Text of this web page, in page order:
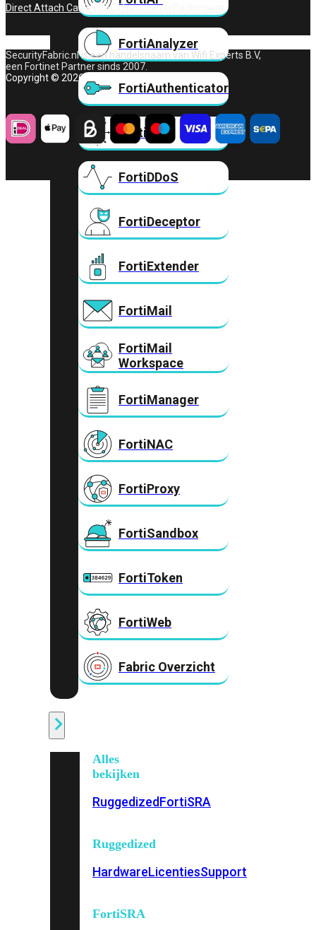
FortiAnalyzer
FortiAuthenticator
FortiADC
FortiDDoS
FortiDeceptor
FortiExtender
FortiMail
FortiMail
Workspace
FortiManager
FortiNAC
FortiProxy
FortiSandbox
FortiToken
FortiWeb
Fabric Overzicht
Alles
bekijken
RuggedizedFortiSRA
Ruggedized
HardwareLicentiesSupport
FortiSRA
Direct Attach Cable (DAC)Transceiver
SecurityFabric.nl is een handelsnaam van Wifi Experts B.V,
een Fortinet Partner sinds 2007.
Copyright © 2026 – Wifi Experts B.V.